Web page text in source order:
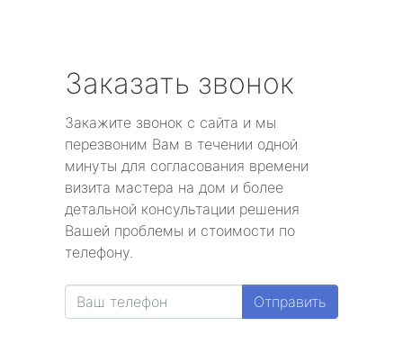
Заказать звонок
Закажите звонок с сайта и мы
перезвоним Вам в течении одной
минуты для согласования времени
визита мастера на дом и более
детальной консультации решения
Вашей проблемы и стоимости по
телефону.
Отправить